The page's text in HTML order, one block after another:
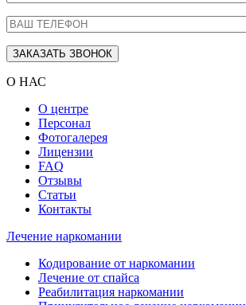
О НАС
О центре
Персонал
Фотогалерея
Лицензии
FAQ
Отзывы
Статьи
Контакты
Лечение наркомании
Кодирование от наркомании
Лечение от спайса
Реабилитация наркомании